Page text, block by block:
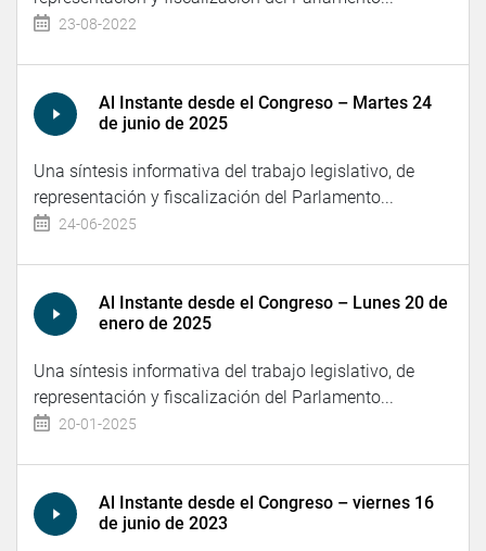
23-08-2022
Al Instante desde el Congreso – Martes 24
de junio de 2025
Una síntesis informativa del trabajo legislativo, de
representación y fiscalización del Parlamento...
24-06-2025
Al Instante desde el Congreso – Lunes 20 de
enero de 2025
Una síntesis informativa del trabajo legislativo, de
representación y fiscalización del Parlamento...
20-01-2025
Al Instante desde el Congreso – viernes 16
de junio de 2023